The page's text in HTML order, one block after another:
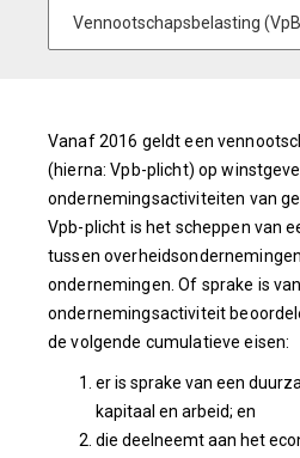
Vanaf 2016 geldt een
(hierna: Vpb-plicht) op
ondernemingsactiviteiten van
Vpb-plicht is het scheppen van
tussen
ondernemingen. Of sprake is
ondernemingsactiviteit
de volgende cumulatieve eisen:
er is sprake van een
kapitaal en arbeid; en
die deelneemt aan het